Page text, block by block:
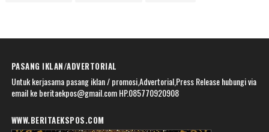
PASANG IKLAN/ADVERTORIAL
Untuk kerjasama pasang iklan / promosi,Advertorial,Press Release hubungi via
email ke beritaekpos@gmail.com HP.085770920908
WWW.BERITAEKSPOS.COM